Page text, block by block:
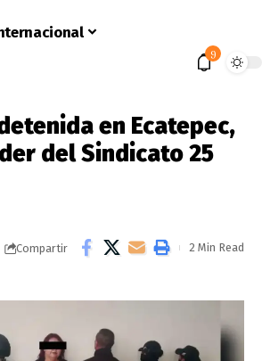
9
en Ecatepec,
del Sindicato 25
Compartir 2 Min Read